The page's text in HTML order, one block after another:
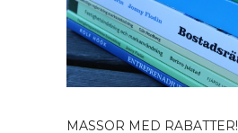
MASSOR MED RABATTER!